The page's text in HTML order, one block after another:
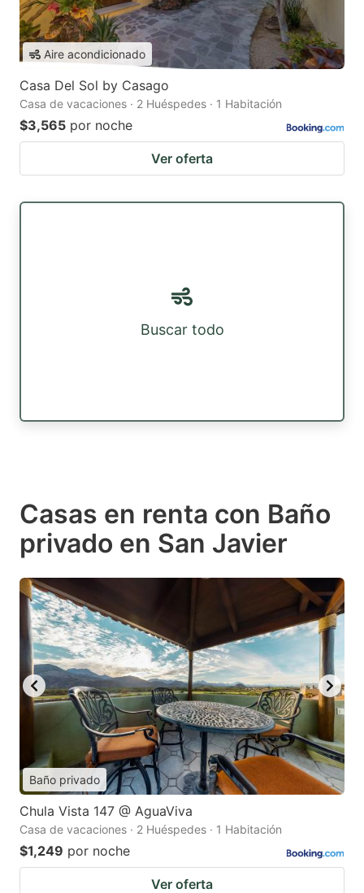
Aire acondicionado
Casa Del Sol by Casago
Casa de vacaciones · 2 Huéspedes · 1 Habitación
$3,565 por noche
Ver oferta
Buscar todo
Casas en renta con Baño
privado en San Javier
Baño privado
Chula Vista 147 @ AguaViva
Casa de vacaciones · 2 Huéspedes · 1 Habitación
$1,249 por noche
Ver oferta